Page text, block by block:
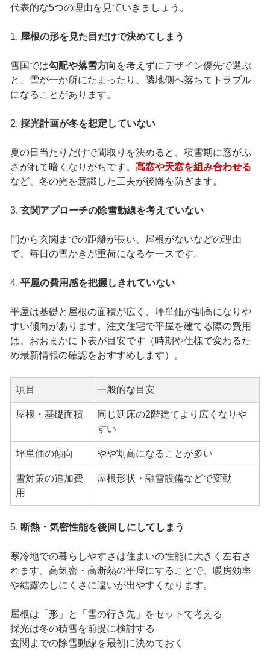
代表的な5つの理由を見ていきましょう。
1. 屋根の形を見た目だけで決めてしまう
雪国では勾配や落雪方向 を考えずにデザイン優先で選ぶ
と、雪が一か所にたまったり、隣地側へ落ちてトラブル
になることがあります。
2. 採光計画が冬を想定していない
夏の日当たりだけで間取りを決めると、積雪期に窓がふ
さがれて暗くなりがちです。 高窓や天窓を組み合わせる
など、冬の光を意識した工夫が後悔を防ぎます。
3. 玄関アプローチの除雪動線を考えていない
門から玄関までの距離が長い、屋根がないなどの理由
で、毎日の雪かきが重荷になるケースです。
4. 平屋の費用感を把握しきれていない
平屋は基礎と屋根の面積が広く、坪単価が割高になりや
すい傾向があります。注文住宅で平屋を建てる際の費用
は、おおまかに下表が目安です（時期や仕様で変わるた
め最新情報の確認をおすすめします）。
項目 一般的な目安
屋根・基礎面積
同じ延床の2階建てより広くなりや
すい
坪単価の傾向 やや割高になることが多い
雪対策の追加費
用
屋根形状・融雪設備などで変動
5. 断熱・気密性能を後回しにしてしまう
寒冷地での暮らしやすさは住まいの性能に大きく左右さ
れます。高気密・高断熱の平屋にすることで、暖房効率
や結露のしにくさに違いが出やすくなります。
屋根は「形」と「雪の行き先」をセットで考える
採光は冬の積雪を前提に検討する
玄関までの除雪動線を最初に決めておく